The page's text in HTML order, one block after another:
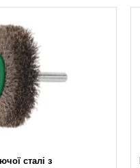
сталі з